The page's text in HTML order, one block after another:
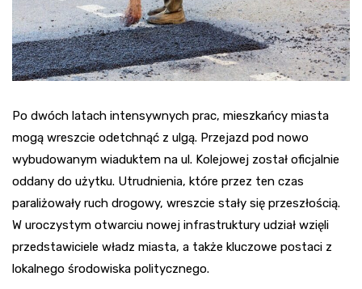
Po dwóch latach intensywnych prac, mieszkańcy miasta
mogą wreszcie odetchnąć z ulgą. Przejazd pod nowo
wybudowanym wiaduktem na ul. Kolejowej został oficjalnie
oddany do użytku. Utrudnienia, które przez ten czas
paraliżowały ruch drogowy, wreszcie stały się przeszłością.
W uroczystym otwarciu nowej infrastruktury udział wzięli
przedstawiciele władz miasta, a także kluczowe postaci z
lokalnego środowiska politycznego.